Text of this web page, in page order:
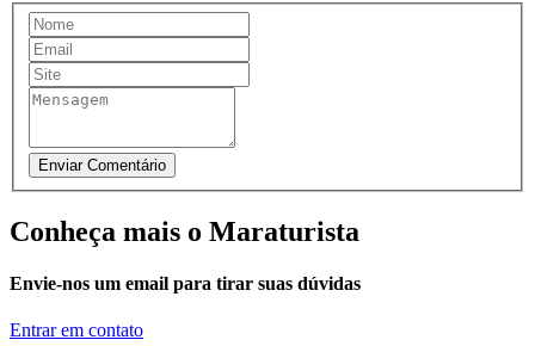
Conheça mais o Maraturista
Envie-nos um email para tirar suas dúvidas
Entrar em contato